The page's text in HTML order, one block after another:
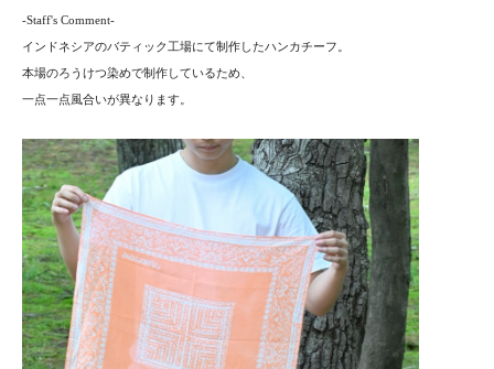
-Staff's Comment-
インドネシアのバティック工場にて制作したハンカチーフ。
本場のろうけつ染めで制作しているため、
一点一点風合いが異なります。